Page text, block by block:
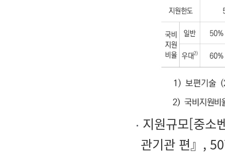
지원규모[중
관기관 편』,